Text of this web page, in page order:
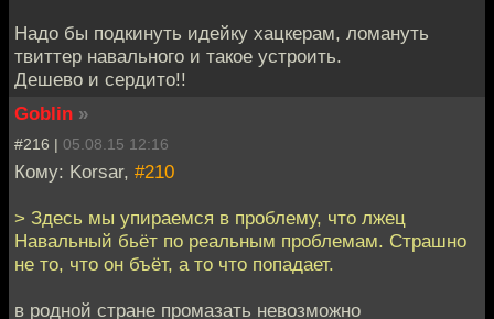
Надо бы подкинуть идейку хацкерам, ломануть
твиттер навального и такое устроить.
Дешево и сердито!!
Goblin »
#216 | 05.08.15 12:16
Кому: Korsar, #210
> Здесь мы упираемся в проблему, что лжец
Навальный бьёт по реальным проблемам. Страшно
не то, что он бъёт, а то что попадает.
в родной стране промазать невозможно